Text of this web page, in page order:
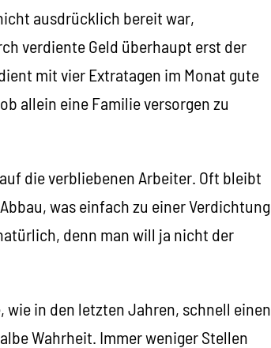
ausdrücklich bereit war,
verdiente Geld überhaupt erst der
mit vier Extratagen im Monat gute
allein eine Familie versorgen zu
die verbliebenen Arbeiter. Oft bleibt
was einfach zu einer Verdichtung
denn man will ja nicht der
wie in den letzten Jahren, schnell einen
Wahrheit. Immer weniger Stellen